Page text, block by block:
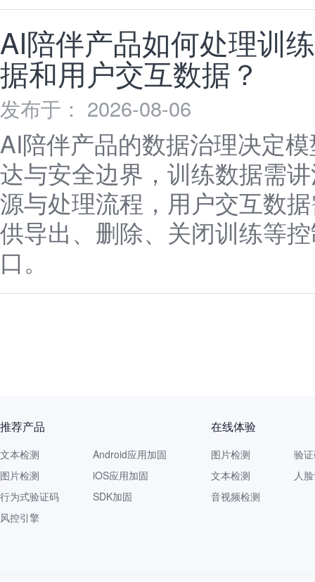
AI陪伴产品如何处理训
据和用户交互数据？
发布于： 2026-08-06
AI陪伴产品的数据治理决定
达与安全边界，训练数据需
源与处理流程，用户交互数
供导出、删除、关闭训练等
口。
推荐产品
文本检测
图片检测
行为式验证码
风控引擎
Android应用加固
iOS应用加固
SDK加固
在线体验
图片检测
文本检测
音视频检测
验
人